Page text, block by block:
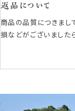
返品について
商品の品質につきまし
損などがございました